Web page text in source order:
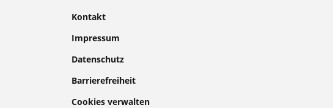
Kontakt
Impressum
Datenschutz
Barrierefreiheit
Cookies verwalten